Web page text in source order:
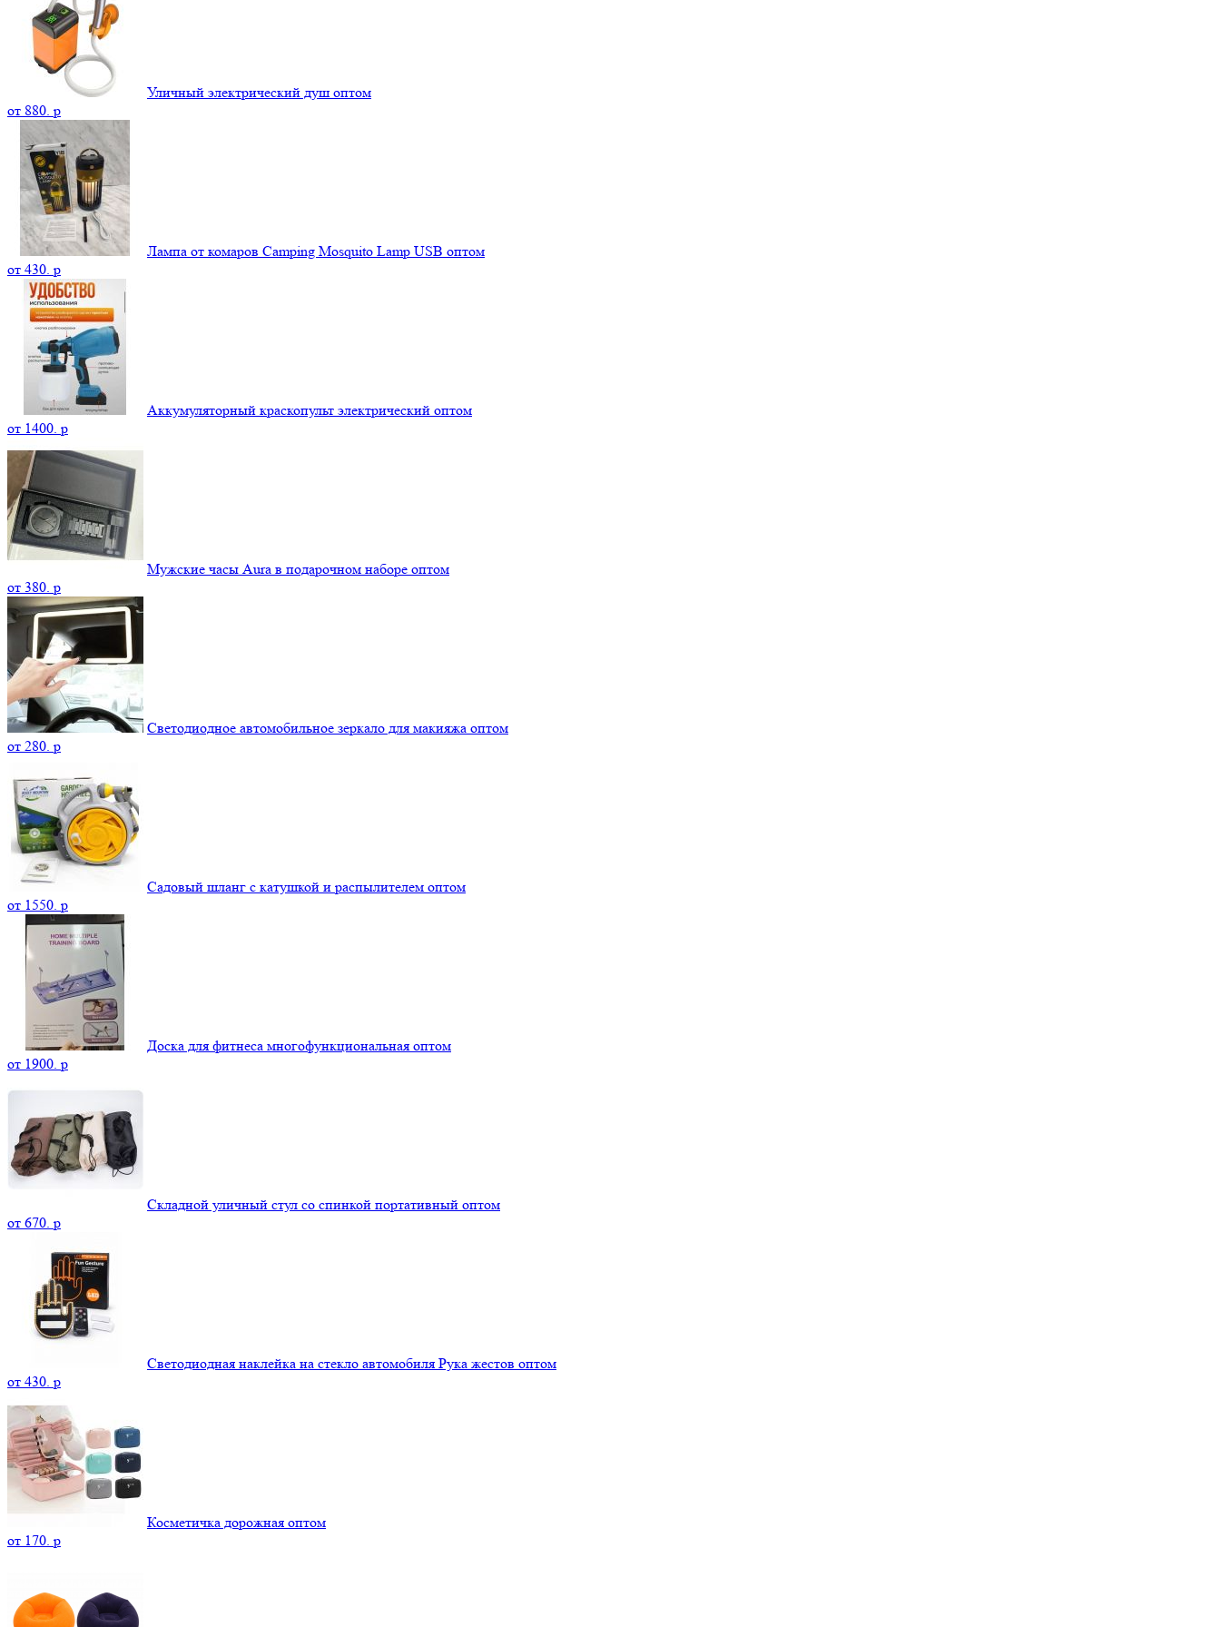
Уличный электрический душ оптом
от 880. p
Лампа от комаров Camping Mosquito Lamp USB оптом
от 430. p
Аккумуляторный краскопульт электрический оптом
от 1400. p
Мужские часы Aura в подарочном наборе оптом
от 380. p
Светодиодное автомобильное зеркало для макияжа оптом
от 280. p
Садовый шланг с катушкой и распылителем оптом
от 1550. p
Доска для фитнеса многофункциональная оптом
от 1900. p
Складной уличный стул со спинкой портативный оптом
от 670. p
Светодиодная наклейка на стекло автомобиля Рука жестов оптом
от 430. p
Косметичка дорожная оптом
от 170. p